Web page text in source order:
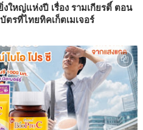
ใหญ่แห่งปี เรื่อง รามเกียรติ์ ตอน
ตรที่ไทยทิคเก็ตเมเจอร์